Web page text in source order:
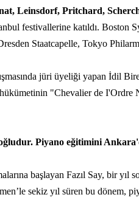
Leinsdorf, Pritchard,
festivallerine katıldı. Boston
Staatcapelle, Tokyo
jüri üyeliği yapan İdil
"Chevalier de I'Ordre
Piyano eğitimini
başlayan Fazıl Say, bir yıl
sekiz yıl süren bu dönem,